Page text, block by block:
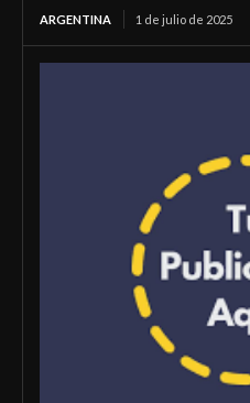
ARGENTINA 1 de julio de 2025